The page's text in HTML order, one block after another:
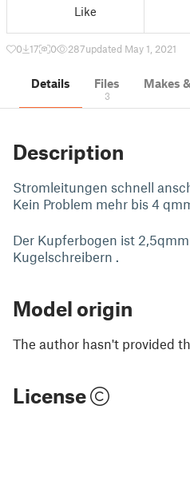
Like
0 17 0 287updated May 1, 2021
Details Files
3
Makes
Description
Stromleitungen schnell
Kein Problem mehr bis 4
Der Kupferbogen ist
Kugelschreibern .
Model origin
The author hasn't provided
License